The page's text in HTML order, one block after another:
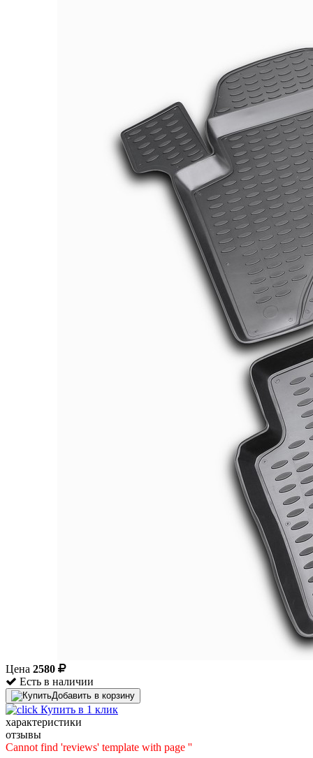
Цена 2580
Есть в наличии
Добавить в корзину
Купить в 1 клик
характеристики
отзывы
Cannot find 'reviews' template with page ''